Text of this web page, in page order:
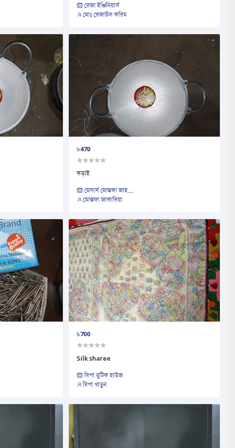
রেজা ইঞ্জিনিয়ার্স
মোঃ রেজাউল করিম
৳470
কড়াই
মেসার্স মোস্তফা জাহ...
মোস্তফা জাকারিয়া
৳700
Silk sharee
রিপা বুটিক হাউজ
রিপা খাতুন